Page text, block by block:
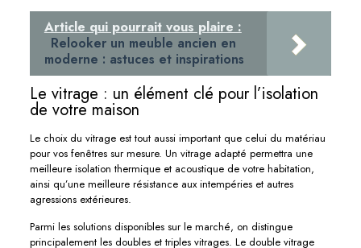
Article qui pourrait vous plaire :
Relooker un meuble ancien en
moderne : astuces et inspirations
Le vitrage : un élément clé pour l’isolation
de votre maison
Le choix du vitrage est tout aussi important que celui du matériau
pour vos fenêtres sur mesure. Un vitrage adapté permettra une
meilleure isolation thermique et acoustique de votre habitation,
ainsi qu’une meilleure résistance aux intempéries et autres
agressions extérieures.
Parmi les solutions disponibles sur le marché, on distingue
principalement les doubles et triples vitrages. Le double vitrage